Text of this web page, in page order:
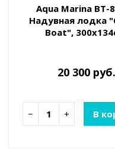
Aqua Marina BT-
Надувная лодка
Boat",
эл.мотор)
20 300 руб.
− + В